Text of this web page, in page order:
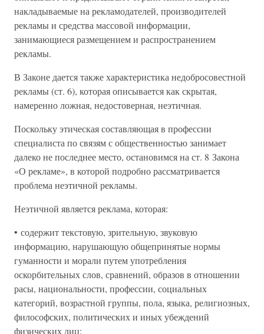
накладываемые на рекламодателей, производителей
рекламы и средства массовой информации,
занимающиеся размещением и распространением
рекламы.
В Законе дается также характеристика недобросовестной
рекламы (ст. 6), которая описывается как скрытая,
намеренно ложная, недостоверная, неэтичная.
Поскольку этическая составляющая в профессии
специалиста по связям с общественностью занимает
далеко не последнее место, остановимся на ст. 8 Закона
«О рекламе», в которой подробно рассматривается
проблема неэтичной рекламы.
Неэтичной является реклама, которая:
• содержит текстовую, зрительную, звуковую
информацию, нарушающую общепринятые нормы
гуманности и морали путем употребления
оскорбительных слов, сравнений, образов в отношении
расы, национальности, профессии, социальных
категорий, возрастной группы, пола, языка, религиозных,
философских, политических и иных убеждений
физических лиц;